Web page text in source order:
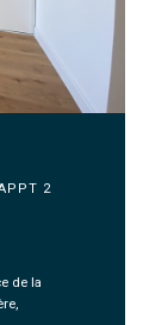
2
de la